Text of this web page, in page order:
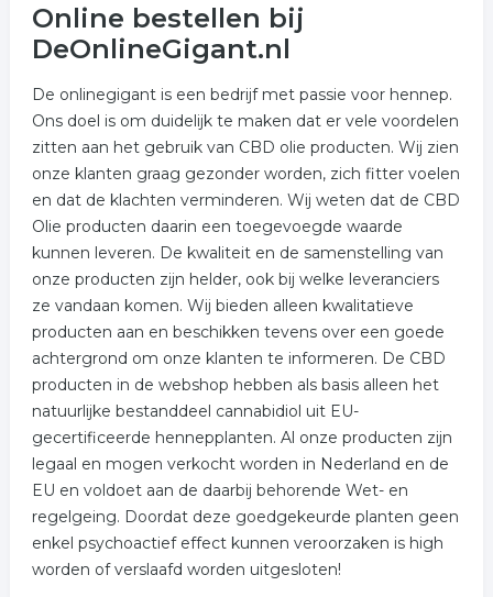
Online bestellen bij
DeOnlineGigant.nl
De onlinegigant is een bedrijf met passie voor hennep.
Ons doel is om duidelijk te maken dat er vele voordelen
zitten aan het gebruik van CBD olie producten. Wij zien
onze klanten graag gezonder worden, zich fitter voelen
en dat de klachten verminderen. Wij weten dat de CBD
Olie producten daarin een toegevoegde waarde
kunnen leveren. De kwaliteit en de samenstelling van
onze producten zijn helder, ook bij welke leveranciers
ze vandaan komen. Wij bieden alleen kwalitatieve
producten aan en beschikken tevens over een goede
achtergrond om onze klanten te informeren. De CBD
producten in de webshop hebben als basis alleen het
natuurlijke bestanddeel cannabidiol uit EU-
gecertificeerde hennepplanten. Al onze producten zijn
legaal en mogen verkocht worden in Nederland en de
EU en voldoet aan de daarbij behorende Wet- en
regelgeing. Doordat deze goedgekeurde planten geen
enkel psychoactief effect kunnen veroorzaken is high
worden of verslaafd worden uitgesloten!